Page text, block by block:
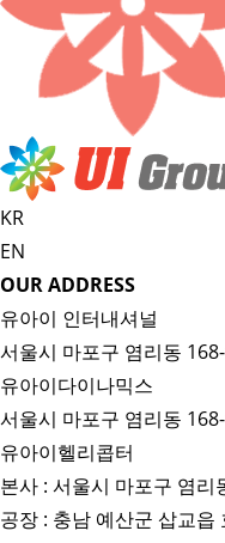
KR
EN
OUR ADDRESS
유아이 인터내셔널
서울시 마포구 염리동
유아이다이나믹스
서울시 마포구 염리동
유아이헬리콥터
본사 : 서울시 마포구 염
공장 : 충남 예산군 삽교읍